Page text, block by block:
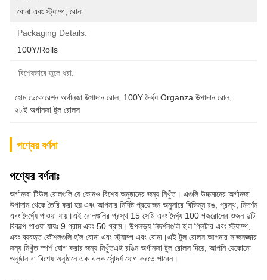
বোনা এবং স্ট্যাম্প, বোনা
Packaging Details:
100Y/rolls
বিশেষভাবে তুলে ধরা:
হোম ডেকোরেশন অর্গানজা উপাদান রোল 100Y দৈর্ঘ্য Organza উপাদান রোল
২৮ই অর্গানজা টুল রোলস
পণ্যের বর্ণনা
পণ্যের বর্ণনাঃ
অর্গানজা টিউল রোলগুলি যে কোনও বিশেষ অনুষ্ঠানের জন্য নিখুঁত। এগুলি উচ্চমানের অর্গানজা
উপাদান থেকে তৈরি করা হয় এবং আপনার নির্দিষ্ট প্রয়োজন অনুসারে বিভিন্ন রঙ, প্রস্থ, নিদর্শন
এবং দৈর্ঘ্যে পাওয়া যায়।এই রোলগুলির প্রস্থ 15 সেমি এবং দৈর্ঘ্য 100 গজরোলের ওজন দুটি
বিকল্পে পাওয়া যায়ঃ 9 গ্রাম এবং 50 গ্রাম। উপলভ্য নিদর্শনগুলি হ'ল গ্লিটার এবং স্ট্যাম্প,
এবং ব্যবহৃত কৌশলগুলি হ'ল বোনা এবং স্ট্যাম্প এবং বোনা।এই টুল রোলস আপনার সাজসজ্জার
জন্য নিখুঁত স্পর্শ যোগ করার জন্য নিখুঁতএই রঙিন অর্গানজা টুল রোলস দিয়ে, আপনি যেকোনো
অনুষ্ঠান বা বিশেষ অনুষ্ঠানে এক ঝলক সৌন্দর্য যোগ করতে পারেন।